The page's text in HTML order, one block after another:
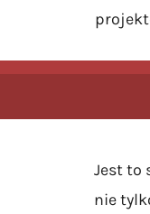
Jest to
nie